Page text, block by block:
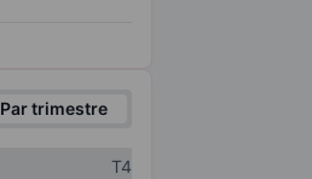
Par trimestre
T4